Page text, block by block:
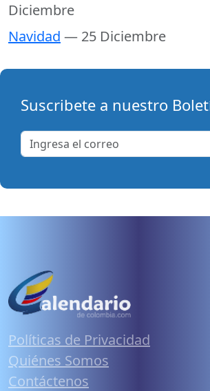
Diciembre
Navidad — 25 Diciembre
Suscribete a nuestro
Políticas de Privacidad
Quiénes Somos
Contáctenos